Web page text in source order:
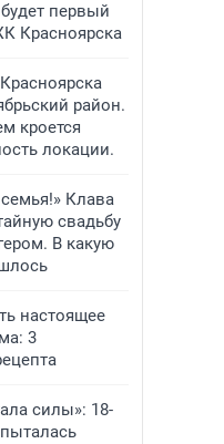
первый
Красноярска
район.
кроется
локации.
Клава
свадьбу
В какую
настоящее
3
силы»: 18-